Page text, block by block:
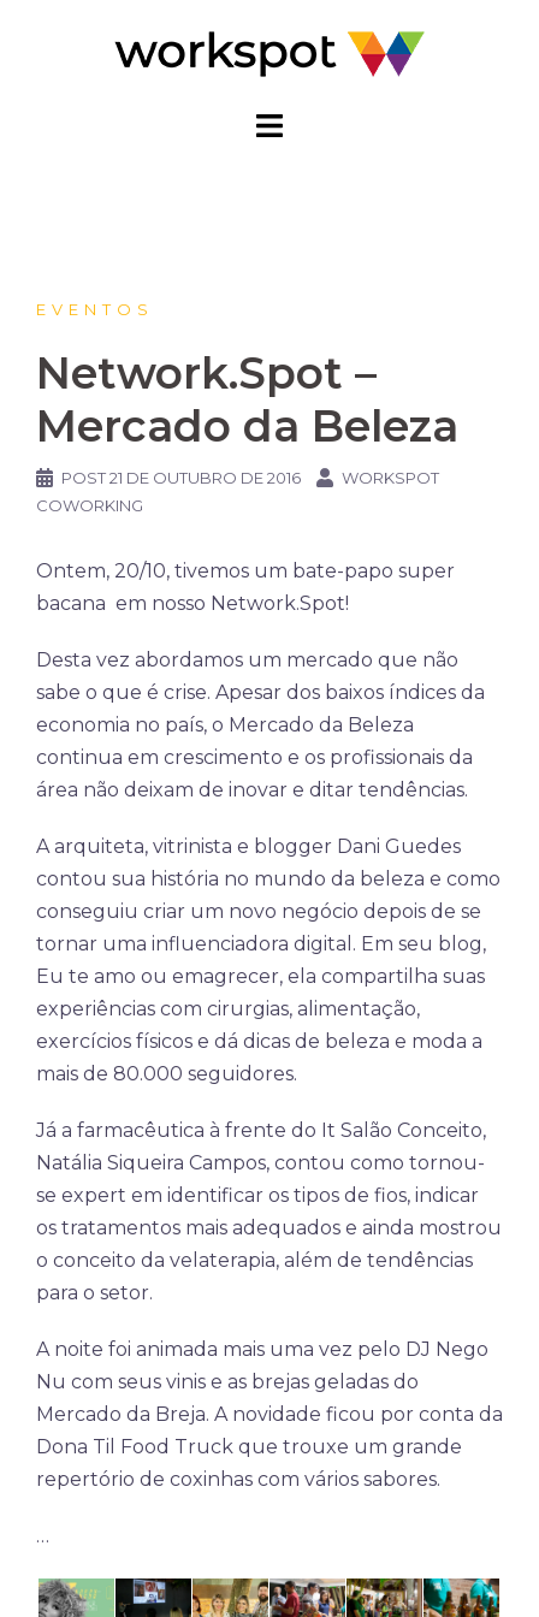
EVENTOS
Network.Spot –
Mercado da Beleza
POST21 DE OUTUBRO DE 2016
WORKSPOT
COWORKING
Ontem, 20/10, tivemos um bate-papo super
bacana em nosso Network.Spot!
Desta vez abordamos um mercado que não
sabe o que é crise. Apesar dos baixos índices da
economia no país, o Mercado da Beleza
continua em crescimento e os profissionais da
área não deixam de inovar e ditar tendências.
A arquiteta, vitrinista e blogger Dani Guedes
contou sua história no mundo da beleza e como
conseguiu criar um novo negócio depois de se
tornar uma influenciadora digital. Em seu blog,
Eu te amo ou emagrecer, ela compartilha suas
experiências com cirurgias, alimentação,
exercícios físicos e dá dicas de beleza e moda a
mais de 80.000 seguidores.
Já a farmacêutica à frente do It Salão Conceito,
Natália Siqueira Campos, contou como tornou-
se expert em identificar os tipos de fios, indicar
os tratamentos mais adequados e ainda mostrou
o conceito da velaterapia, além de tendências
para o setor.
A noite foi animada mais uma vez pelo DJ Nego
Nu com seus vinis e as brejas geladas do
Mercado da Breja. A novidade ficou por conta da
Dona Til Food Truck que trouxe um grande
repertório de coxinhas com vários sabores.
…